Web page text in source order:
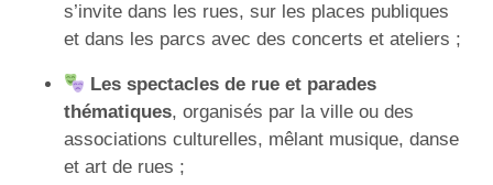
s’invite dans les rues, sur les places publiques
et dans les parcs avec des concerts et ateliers ;
Les spectacles de rue et parades
thématiques, organisés par la ville ou des
associations culturelles, mêlant musique, danse
et art de rues ;